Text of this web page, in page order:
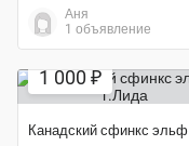
Аня
1 объявление
1 000 ₽
Канадский сфинкс эльф